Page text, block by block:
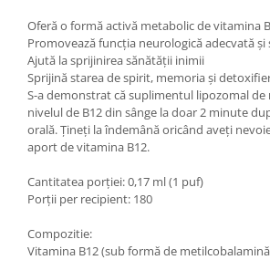
Oferă o formă activă metabolic de vitamina
Promovează funcția neurologică adecvată și
Ajută la sprijinirea sănătății inimii
Sprijină starea de spirit, memoria și
S-a demonstrat că suplimentul lipozomal de
nivelul de B12 din sânge la doar 2 minute
orală. Țineți la îndemână oricând aveți
aport de vitamina B12.
Cantitatea porției: 0,17 ml (1 puf)
Porții per recipient: 180
Compozitie:
Vitamina B12 (sub formă de